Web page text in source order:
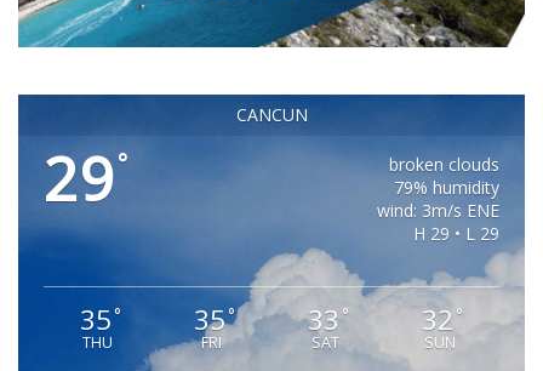
CANCUN
29°
broken clouds
79% humidity
wind: 3m/s ENE
H 29 • L 29
35°
THU
35°
FRI
33 °
SAT
32 °
SUN